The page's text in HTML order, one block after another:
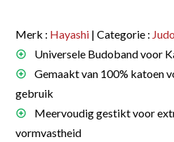
Merk : Hayashi | Categorie : Judo
Universele Budoband voor
Gemaakt van 100% katoen
gebruik
Meervoudig gestikt voor
vormvastheid